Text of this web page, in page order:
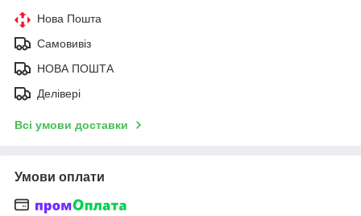
Нова Пошта
Самовивіз
НОВА ПОШТА
Делівері
Всі умови доставки
Умови оплати